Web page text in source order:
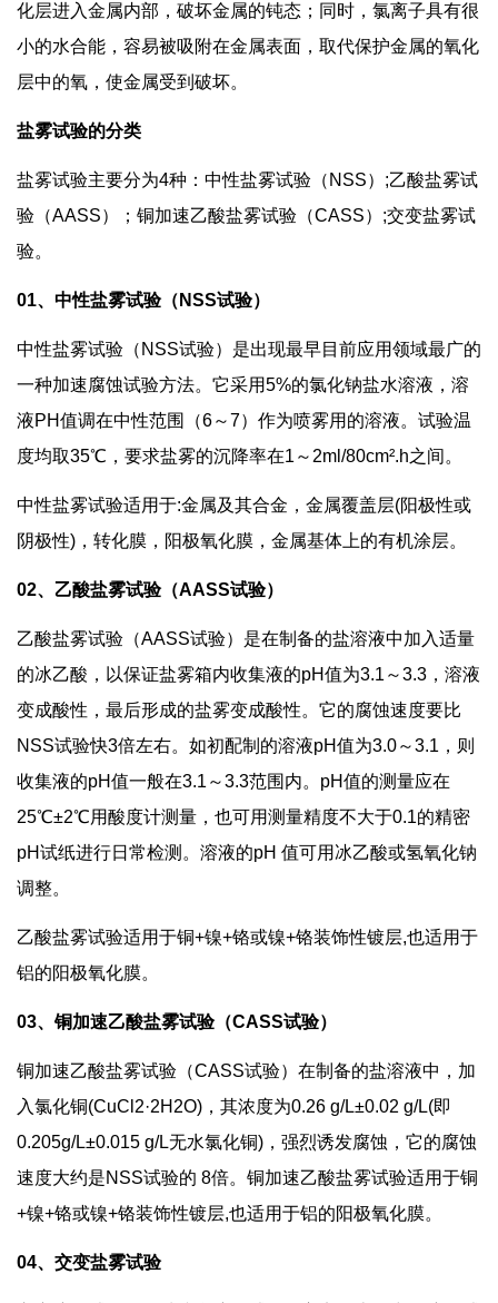
化层进入金属内部，破坏金属的钝态；同时，氯离子具有很
小的水合能，容易被吸附在金属表面，取代保护金属的氧化
层中的氧，使金属受到破坏。
盐雾试验的分类
盐雾试验主要分为4种：中性盐雾试验（NSS）;乙酸盐雾试
验（AASS）；铜加速乙酸盐雾试验（CASS）;交变盐雾试
验。
01、中性盐雾试验（NSS试验）
中性盐雾试验（NSS试验）是出现最早目前应用领域最广的
一种加速腐蚀试验方法。它采用5%的氯化钠盐水溶液，溶
液PH值调在中性范围（6～7）作为喷雾用的溶液。试验温
度均取35℃，要求盐雾的沉降率在1～2ml/80cm².h之间。
中性盐雾试验适用于:金属及其合金，金属覆盖层(阳极性或
阴极性)，转化膜，阳极氧化膜，金属基体上的有机涂层。
02、乙酸盐雾试验（AASS试验）
乙酸盐雾试验（AASS试验）是在制备的盐溶液中加入适量
的冰乙酸，以保证盐雾箱内收集液的pH值为3.1～3.3，溶液
变成酸性，最后形成的盐雾变成酸性。它的腐蚀速度要比
NSS试验快3倍左右。如初配制的溶液pH值为3.0～3.1，则
收集液的pH值一般在3.1～3.3范围内。pH值的测量应在
25℃±2℃用酸度计测量，也可用测量精度不大于0.1的精密
pH试纸进行日常检测。溶液的pH 值可用冰乙酸或氢氧化钠
调整。
乙酸盐雾试验适用于铜+镍+铬或镍+铬装饰性镀层,也适用于
铝的阳极氧化膜。
03、铜加速乙酸盐雾试验（CASS试验）
铜加速乙酸盐雾试验（CASS试验）在制备的盐溶液中，加
入氯化铜(CuCl2·2H2O)，其浓度为0.26 g/L±0.02 g/L(即
0.205g/L±0.015 g/L无水氯化铜)，强烈诱发腐蚀，它的腐蚀
速度大约是NSS试验的 8倍。铜加速乙酸盐雾试验适用于铜
+镍+铬或镍+铬装饰性镀层,也适用于铝的阳极氧化膜。
04、交变盐雾试验